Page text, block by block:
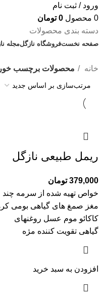
ورود / ثبت نام
0 محصول 0 تومان
دسته بندی محصولات
صفحه نخستفروشگاه نازگلمجله
خانه محصولات برچسب
ریمل طبیعی نازگل
379,000 تومان
خواص تهیه شده از سرمه چند
مغز صمغ های گیاهی بومی
کاکائو موم عسل روغنهای
گیاهی تقویت کننده مژه
افزودن به سبد خرید